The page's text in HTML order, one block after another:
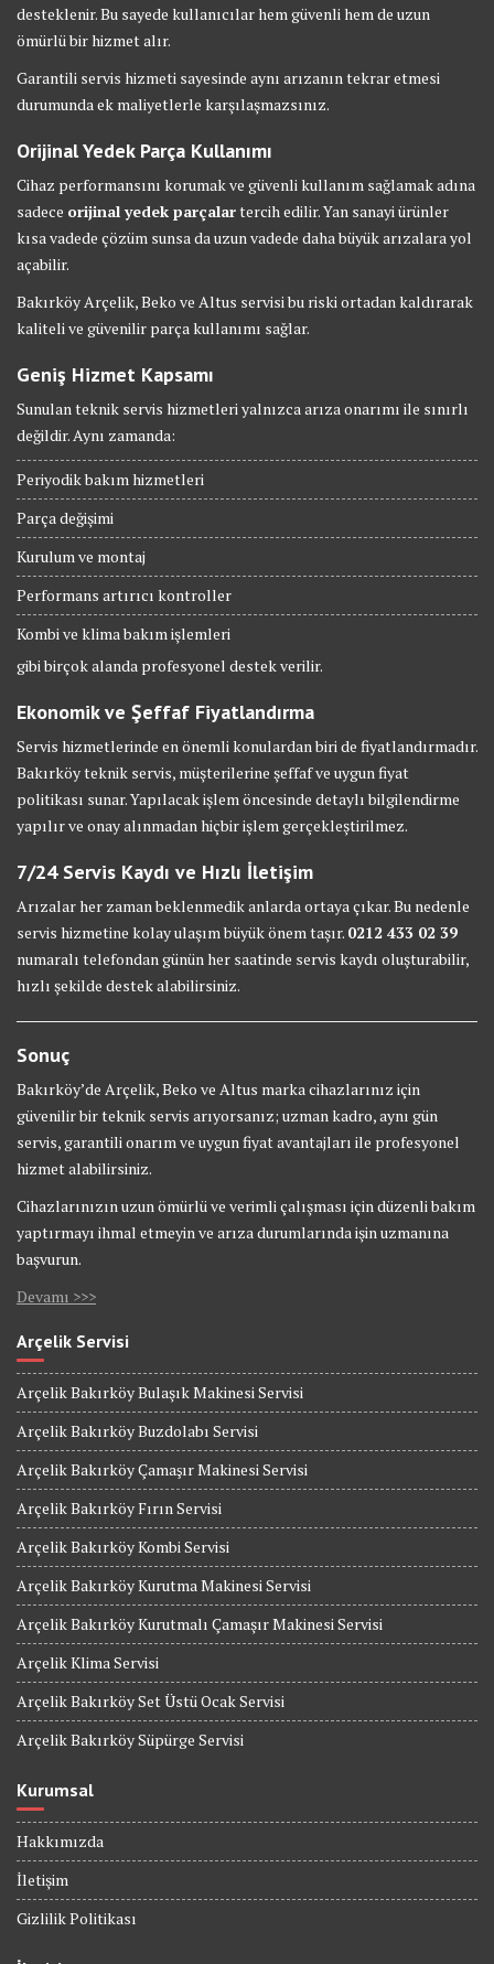
desteklenir. Bu sayede kullanıcılar hem güvenli hem de uzun
ömürlü bir hizmet alır.
Garantili servis hizmeti sayesinde aynı arızanın tekrar etmesi
durumunda ek maliyetlerle karşılaşmazsınız.
Orijinal Yedek Parça Kullanımı
Cihaz performansını korumak ve güvenli kullanım sağlamak adına
sadece orijinal yedek parçalartercih edilir. Yan sanayi ürünler
kısa vadede çözüm sunsa da uzun vadede daha büyük arızalara yol
açabilir.
Bakırköy Arçelik, Beko ve Altus servisi bu riski ortadan kaldırarak
kaliteli ve güvenilir parça kullanımı sağlar.
Geniş Hizmet Kapsamı
Sunulan teknik servis hizmetleri yalnızca arıza onarımı ile sınırlı
değildir. Aynı zamanda:
Periyodik bakım hizmetleri
Parça değişimi
Kurulum ve montaj
Performans artırıcı kontroller
Kombi ve klima bakım işlemleri
gibi birçok alanda profesyonel destek verilir.
Ekonomik ve Şeffaf Fiyatlandırma
Servis hizmetlerinde en önemli konulardan biri de fiyatlandırmadır.
Bakırköy teknik servis, müşterilerine şeffaf ve uygun fiyat
politikası sunar. Yapılacak işlem öncesinde detaylı bilgilendirme
yapılır ve onay alınmadan hiçbir işlem gerçekleştirilmez.
7/24 Servis Kaydı ve Hızlı İletişim
Arızalar her zaman beklenmedik anlarda ortaya çıkar. Bu nedenle
servis hizmetine kolay ulaşım büyük önem taşır. 0212 433 02 39
numaralı telefondan günün her saatinde servis kaydı oluşturabilir,
hızlı şekilde destek alabilirsiniz.
Sonuç
Bakırköy’de Arçelik, Beko ve Altus marka cihazlarınız için
güvenilir bir teknik servis arıyorsanız; uzman kadro, aynı gün
servis, garantili onarım ve uygun fiyat avantajları ile profesyonel
hizmet alabilirsiniz.
Cihazlarınızın uzun ömürlü ve verimli çalışması için düzenli bakım
yaptırmayı ihmal etmeyin ve arıza durumlarında işin uzmanına
başvurun.
Devamı >>>
Arçelik Servisi
Arçelik Bakırköy Bulaşık Makinesi Servisi
Arçelik Bakırköy Buzdolabı Servisi
Arçelik Bakırköy Çamaşır Makinesi Servisi
Arçelik Bakırköy Fırın Servisi
Arçelik Bakırköy Kombi Servisi
Arçelik Bakırköy Kurutma Makinesi Servisi
Arçelik Bakırköy Kurutmalı Çamaşır Makinesi Servisi
Arçelik Klima Servisi
Arçelik Bakırköy Set Üstü Ocak Servisi
Arçelik Bakırköy Süpürge Servisi
Kurumsal
Hakkımızda
İletişim
Gizlilik Politikası